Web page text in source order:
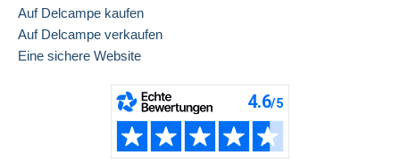
Auf Delcampe kaufen
Auf Delcampe verkaufen
Eine sichere Website